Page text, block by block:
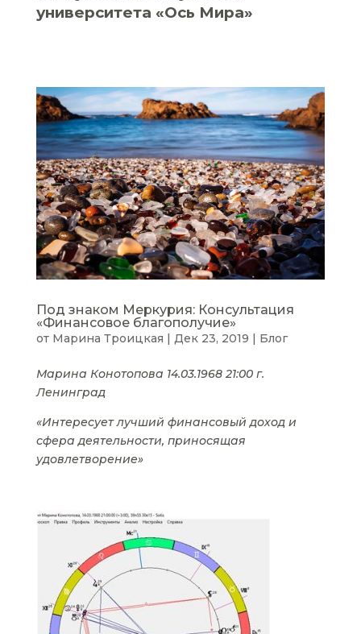
университета «Ось Мира»
Под знаком Меркурия: Консультация
«Финансовое благополучие»
от Марина Троицкая | Дек 23, 2019 | Блог
Марина Конотопова 14.03.1968 21:00 г.
Ленинград
«Интересует лучший финансовый доход и
сфера деятельности, приносящая
удовлетворение»